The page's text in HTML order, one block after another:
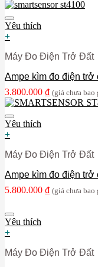
Yêu thích
+
Máy Đo Điện Trở Đất
Ampe kìm đo điện trở
3.800.000 ₫ (giá chưa bao
Yêu thích
+
Máy Đo Điện Trở Đất
Ampe kìm đo điện trở
5.800.000 ₫ (giá chưa bao
Yêu thích
+
Máy Đo Điện Trở Đất